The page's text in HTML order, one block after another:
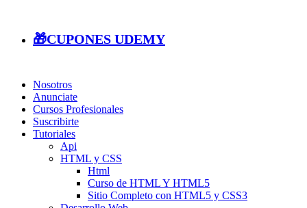
🎁CUPONES UDEMY
Nosotros
Anunciate
Cursos Profesionales
Suscribirte
Tutoriales
Api
HTML y CSS
Html
Curso de HTML Y HTML5
Sitio Completo con HTML5 y CSS3